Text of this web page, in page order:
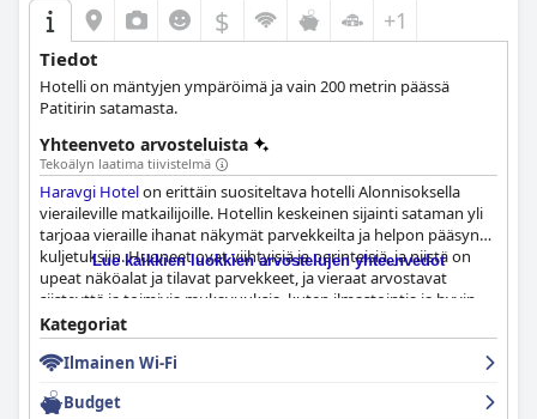
$ +1
Tiedot
Hotelli on mäntyjen ympäröimä ja vain 200 metrin päässä
Patitirin satamasta.
Yhteenveto arvosteluista
Tekoälyn laatima tiivistelmä
Haravgi Hotelon erittäin suositeltava hotelli Alonnisoksella
vieraileville matkailijoille. Hotellin keskeinen sijainti sataman yli
tarjoaa vieraille ihanat näkymät parvekkeilta ja helpon pääsyn
kuljetuksiin. Huoneet ovat viihtyisiä ja perinteisiä, ja niistä on
upeat näköalat ja tilavat parvekkeet, ja vieraat arvostavat
siisteyttä ja toimivia mukavuuksia, kuten ilmastointia ja hyvin
varustettuja keittiöitä. Hotelli erottuu poikkeuksellisen
puhtautensa ansiosta, mikä tekee siitä huippuvalinnan vaativille
matkailijoille, jotka arvostavat siistiä ja hyvin hoidettua
ympäristöä. Henkilökunta on hämmästyttävää, erittäin
ystävällistä ja avuliasta, ja omistajat ovat asiantuntevia ja
Lue kaikkien luokkien arvostelujen yhteenvedot
Kategoriat
Ilmainen Wi-Fi
Budget